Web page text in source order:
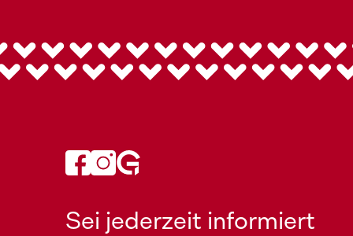
Sei jederzeit informiert